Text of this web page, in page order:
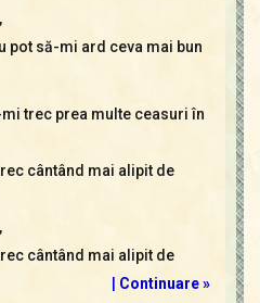
pot să-mi ard ceva mai bun
trec prea multe ceasuri în
cântând mai alipit de
cântând mai alipit de
| Continuare »